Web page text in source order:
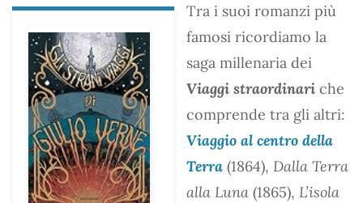
Tra i suoi romanzi più
famosi ricordiamo la
saga millenaria dei
Viaggi straordinari che
comprende tra gli altri:
Viaggio al centro della
Terra (1864), Dalla Terra
alla Luna (1865), L’isola